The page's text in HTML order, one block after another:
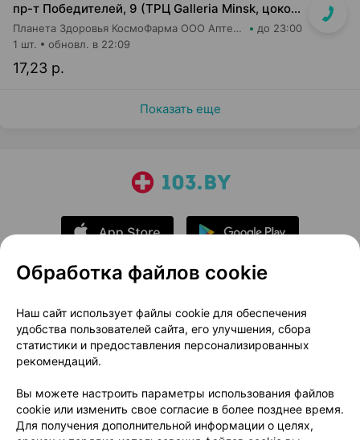
пр-т Победителей, 9 (ТРЦ Galleria Minsk, цокольный (-1) этаж)
Планета Здоровья КосмоФарма ООО Аптека №24 до 23:00
17,23 р.
1 шт. обновл. в 22:09
Показать еще
О проекте
Новости проекта
Размещение рекламы
Медицинский маркетинг
Публичный договор
Доставка
Способы оплаты
Вакансии
Партнеры
Написать руководителю 103.by
Обработка файлов cookie
Наш сайт использует файлы cookie для обеспечения
удобства пользователей сайта, его улучшения, сбора
статистики и предоставления персонализированных
рекомендаций.
Вы можете настроить параметры использования файлов
cookie или изменить свое согласие в более позднее время.
Для получения дополнительной информации о целях,